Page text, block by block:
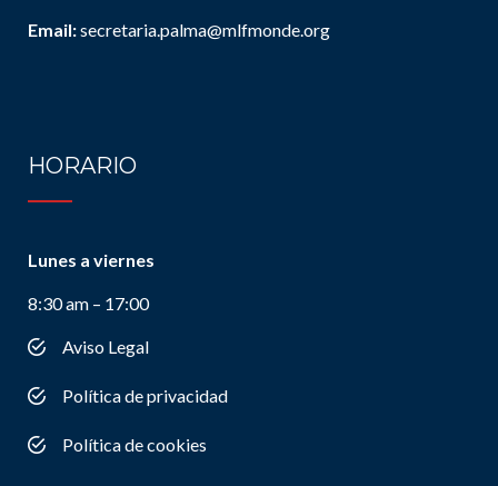
Email:secretaria.palma@mlfmonde.org
HORARIO
Lunes a viernes
8:30 am – 17:00
Aviso Legal
Política de privacidad
Política de cookies